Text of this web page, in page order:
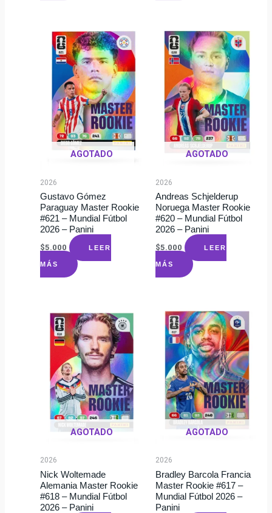
AGOTADO
2026
Gustavo Gómez
Paraguay Master Rookie
#621 – Mundial Fútbol
2026 – Panini
$5.000 LEER
MÁS
AGOTADO
2026
Andreas Schjelderup
Noruega Master Rookie
#620 – Mundial Fútbol
2026 – Panini
$5.000 LEER
MÁS
AGOTADO
2026
Nick Woltemade
Alemania Master Rookie
#618 – Mundial Fútbol
2026 – Panini
AGOTADO
2026
Bradley Barcola Francia
Master Rookie #617 –
Mundial Fútbol 2026 –
Panini